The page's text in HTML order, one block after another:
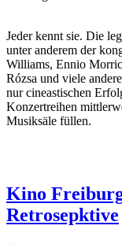
Jeder kennt sie. Die
unter anderem der
Williams, Ennio
Rózsa und viele
nur cineastischen
Konzertreihen
Musiksäle füllen.
Kino
Retrosepktive